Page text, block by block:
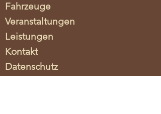
Fahrzeuge
Veranstaltungen
Leistungen
Kontakt
Datenschutz